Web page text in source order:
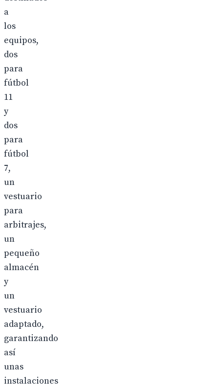
a
los
equipos,
dos
para
fútbol
11
y
dos
para
fútbol
7,
un
vestuario
para
arbitrajes,
un
pequeño
almacén
y
un
vestuario
adaptado,
garantizando
así
unas
instalaciones